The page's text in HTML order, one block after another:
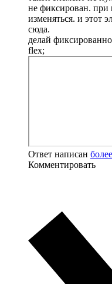
не фиксирован. при
изменяться. и этот
сюда.
делай
flex;
Ответ написан
Комментировать